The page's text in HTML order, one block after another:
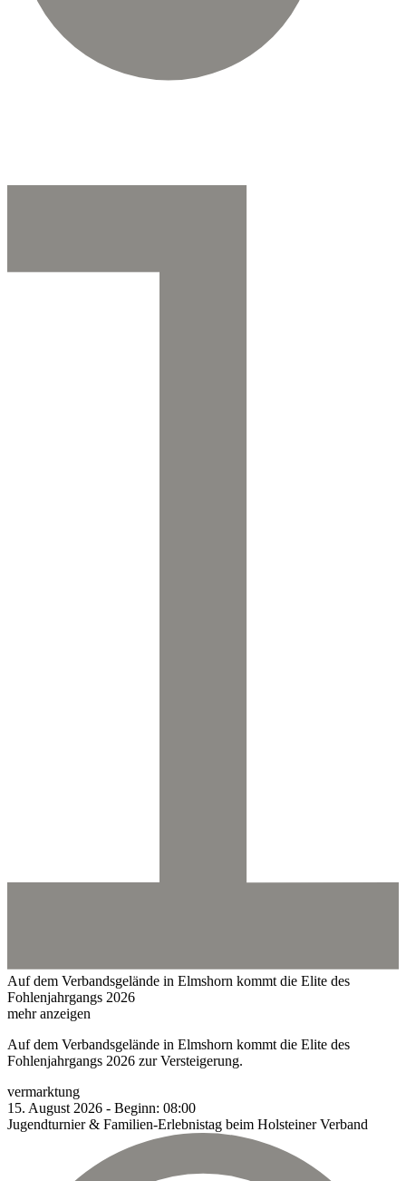
Auf dem Verbandsgelände in Elmshorn kommt die Elite des
Fohlenjahrgangs 2026
mehr anzeigen
Auf dem Verbandsgelände in Elmshorn kommt die Elite des
Fohlenjahrgangs 2026 zur Versteigerung.
vermarktung
15. August 2026 - Beginn: 08:00
Jugendturnier & Familien-Erlebnistag beim Holsteiner Verband